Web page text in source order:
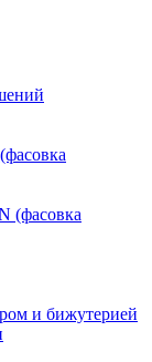
(фасовка
и бижутерией